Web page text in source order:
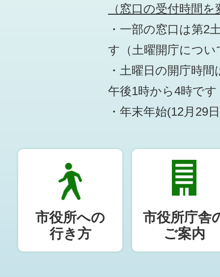
（窓口の受付時間
・一部の窓口は第2
す （土曜開庁につ
・土曜日の開庁時
午後1時から4時です
・年末年始(12月29
市役所への
行き方
市役所庁舎
ご案内